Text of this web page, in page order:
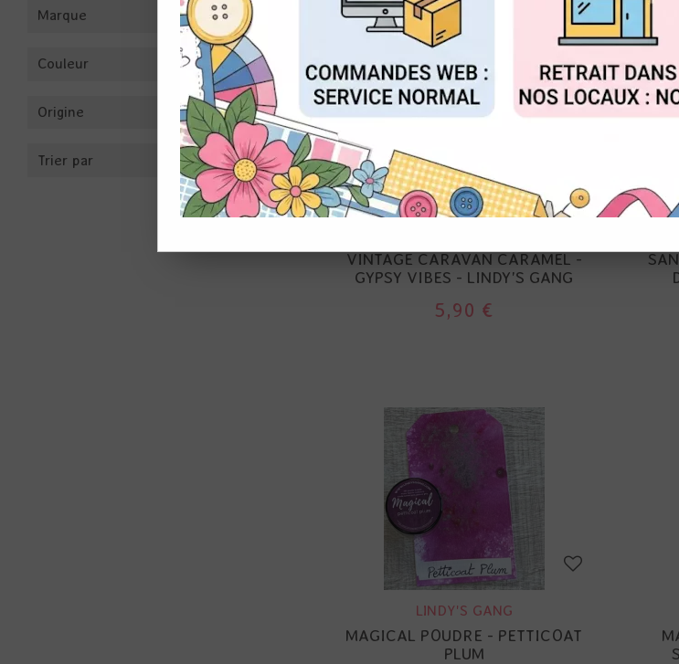
Marque
Couleur
Origine
Trier par
LINDY'S GANG
VINTAGE CARAVAN CARAMEL -
GYPSY VIBES - LINDY'S GANG
5,90 €
LINDY'S GANG
MAGICAL POUDRE - PETTICOAT
PLUM
CONFIGURER